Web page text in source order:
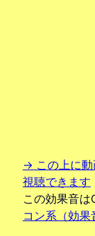
→ この上に動
視聴できます
この効果音
コン系（効